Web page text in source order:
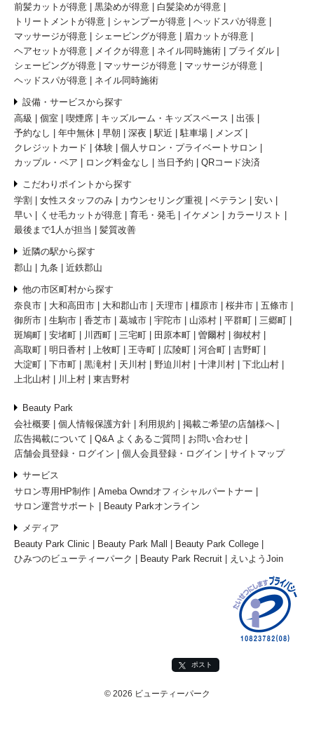
前髪カットが得意
黒染めが得意
白髪染めが得意
トリートメントが得意
シャンプーが得意
ヘッドスパが得意
マッサージが得意
シェービングが得意
眉カットが得意
ヘアセットが得意
メイクが得意 ネイル同時施術
ブライダル
シェービングが得意
マッサージが得意
マッサージが得意
ヘッドスパが得意
ネイル同時施術
設備・サービスから探す
高級
個室 喫煙席 キッズルーム・キッズスペース
出張
予約なし
年中無休 早朝 深夜 駅近 駐車場
メンズ
クレジットカード
体験
個人サロン・プライベートサロン
カップル・ペア
ロング料金なし 当日予約 QRコード決済
こだわりポイントから探す
学割
女性スタッフのみ カウンセリング重視 ベテラン
安い
早い
くせ毛カットが得意 育毛・発毛 イケメン
カラーリスト
最後まで1人が担当
髪質改善
近隣の駅から探す
郡山
九条 近鉄郡山
他の市区町村から探す
奈良市
大和高田市 大和郡山市 天理市 橿原市 桜井市
五條市
御所市
生駒市 香芝市 葛城市 宇陀市 山添村 平群町
三郷町
斑鳩町
安堵町 川西町 三宅町 田原本町 曽爾村
御杖村
高取町
明日香村 上牧町 王寺町 広陵町 河合町
吉野町
大淀町
下市町 黒滝村 天川村 野迫川村 十津川村
下北山村
上北山村
川上村 東吉野村
Beauty Park
会社概要
個人情報保護方針 利用規約
掲載ご希望の店舗様へ
広告掲載について
Q&A よくあるご質問
お問い合わせ
店舗会員登録・ログイン
個人会員登録・ログイン サイトマップ
サービス
サロン専用HP制作
Ameba Owndオフィシャルパートナー
サロン運営サポート
Beauty Parkオンライン
メディア
Beauty Park Clinic
Beauty Park Mall
Beauty Park College
ひみつのビューティーパーク
Beauty Park Recruit えいようJoin
ポスト
© 2026 ビューティーパーク